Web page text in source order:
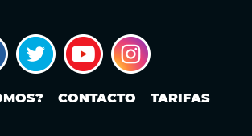
MODO FONTEVECCHIA
El Papa León XIV visitará la
¿cuándo? ¿En qué ciudades o
CONTACTO TARIFAS